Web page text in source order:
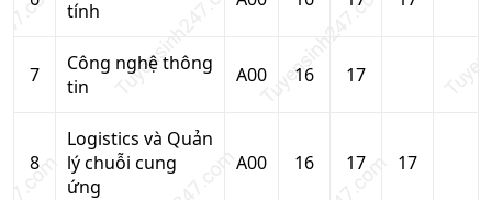
tính
7
Công nghệ thông
tin
A00 16 17
8
Logistics và Quản
lý chuỗi cung
ứng
A00 16 17 17